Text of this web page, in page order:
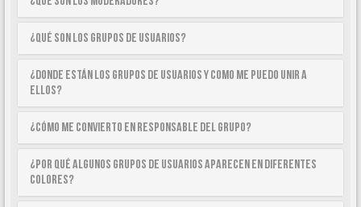
¿Qué son los Grupos de Usuarios?
¿Donde están los Grupos de Usuarios y como me puedo unir a
ellos?
¿Cómo me convierto en Responsable del Grupo?
¿Por qué algunos Grupos de Usuarios aparecen en diferentes
colores?